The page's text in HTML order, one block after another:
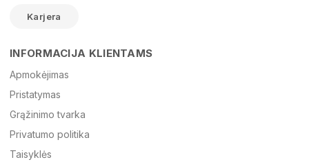
Žinutė
Karjera
INFORMACIJA KLIENTAMS
Apmokėjimas
Pristatymas
Grąžinimo tvarka
Privatumo politika
Taisyklės